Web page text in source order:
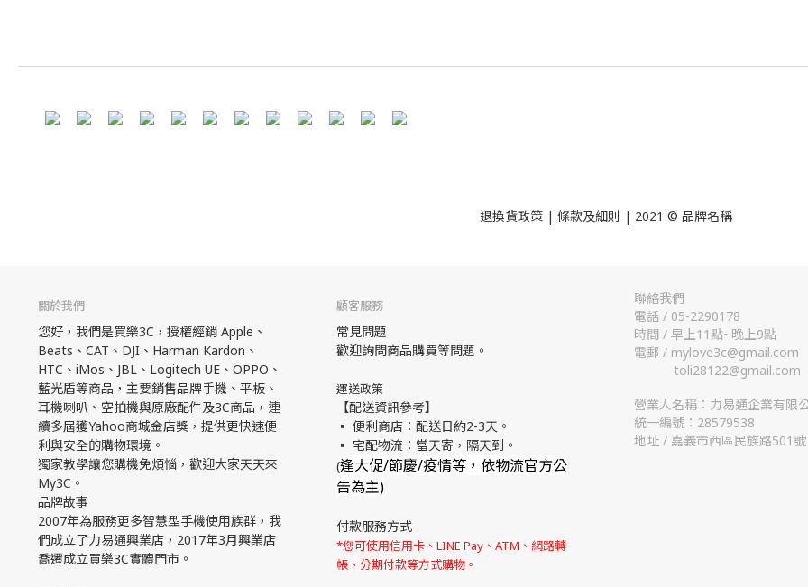
退換貨政策 | 條款及細則 | 2021 © 品牌名稱
關於我們
您好，我們是買樂3C，授權經銷 Apple、
Beats、CAT、DJI、Harman Kardon、
HTC、iMos、JBL、Logitech UE、OPPO、
藍光盾等商品，主要銷售品牌手機、平板、
耳機喇叭、空拍機與原廠配件及3C商品，連
續多屆獲Yahoo商城金店獎，提供更快速便
利與安全的購物環境。
獨家教學讓您購機免煩惱，歡迎大家天天來
My3C。
品牌故事
2007年為服務更多智慧型手機使用族群，我
們成立了力易通興業店，2017年3月興業店
喬遷成立買樂3C實體門市。
顧客服務
常見問題
歡迎詢問商品購買等問題。
運送政策
【配送資訊參考】
▪ 便利商店：配送日約2-3天。
▪ 宅配物流：當天寄，隔天到。
(逢大促/節慶/疫情等，依物流官方公
告為主)
付款服務方式
*您可使用信用卡、LINE Pay、ATM、網路轉
帳、分期付款等方式購物。
聯絡我們
電話 / 05-2290178
時間 / 早上11點~晚上9點
電郵 / mylove3c@gmail.com
toli28122@gmail.com
營業人名稱：力易通企業有限
統一編號：28579538
地址 / 嘉義市西區民族路501號